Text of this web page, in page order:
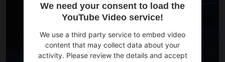
We need your consent to load the
YouTube Video service!
We use a third party service to embed video
content that may collect data about your
activity. Please review the details and accept